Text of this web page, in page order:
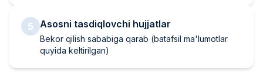
5 Asosni tasdiqlovchi hujjatlar
Bekor qilish sababiga qarab (batafsil ma'lumotlar
quyida keltirilgan)